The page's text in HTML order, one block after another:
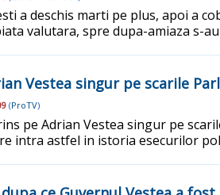
a deschis marti pe plus, apoi a
valutara, spre dupa-amiaza s-
Vestea singur pe scarile
(ProTV)
pe Adrian Vestea singur pe
intra astfel in istoria esecurilor